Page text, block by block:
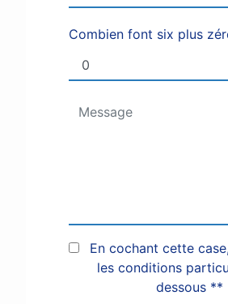
Combien font six plus
En cochant cette
les conditions
dessous **